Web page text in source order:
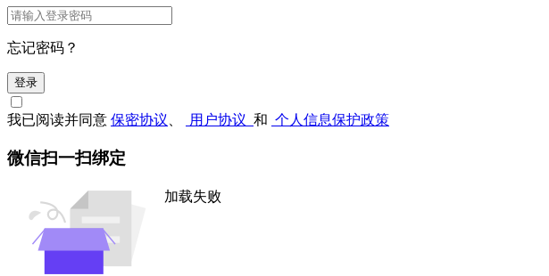
忘记密码？
登录
我已阅读并同意 保密协议 用户协议 和 个人信息保护政策
微信扫一扫绑定
加载失败